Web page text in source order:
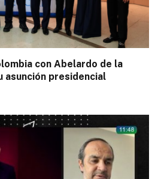
con Abelardo de la
asunción presidencial